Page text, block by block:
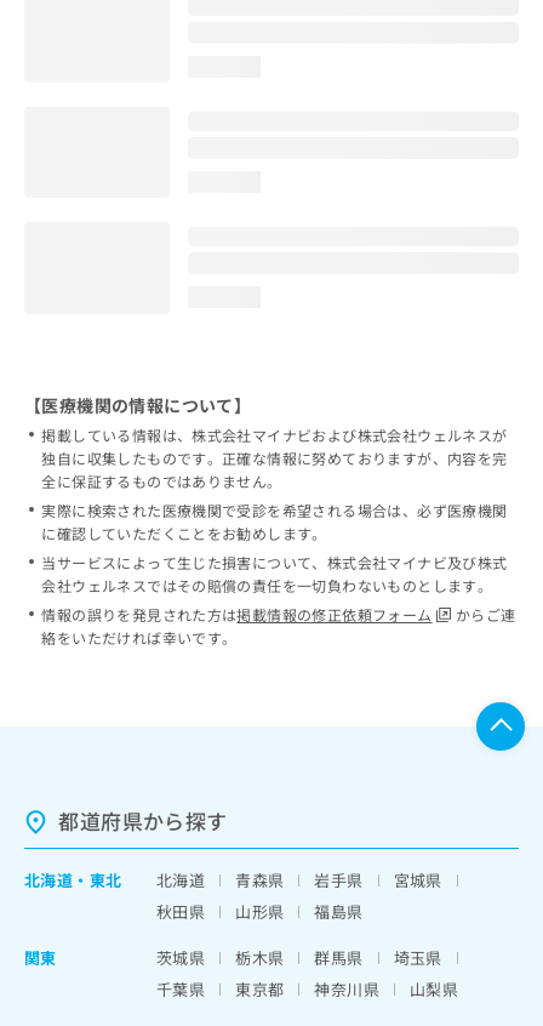
【医療機関の情報について】
掲載している情報は、株式会社マイナビおよび株式会社ウェルネスが
独自に収集したものです。正確な情報に努めておりますが、内容を完
全に保証するものではありません。
実際に検索された医療機関で受診を希望される場合は、必ず医療機関
に確認していただくことをお勧めします。
当サービスによって生じた損害について、株式会社マイナビ及び株式
会社ウェルネスではその賠償の責任を一切負わないものとします。
情報の誤りを発見された方は掲載情報の修正依頼フォーム
からご連
絡をいただければ幸いです。
都道府県から探す
北海道 ・ 東北 北海道 青森県 岩手県
宮城県
秋田県
山形県
福島県
関東
茨城県 栃木県 群馬県
埼玉県
千葉県
東京都 神奈川県
山梨県